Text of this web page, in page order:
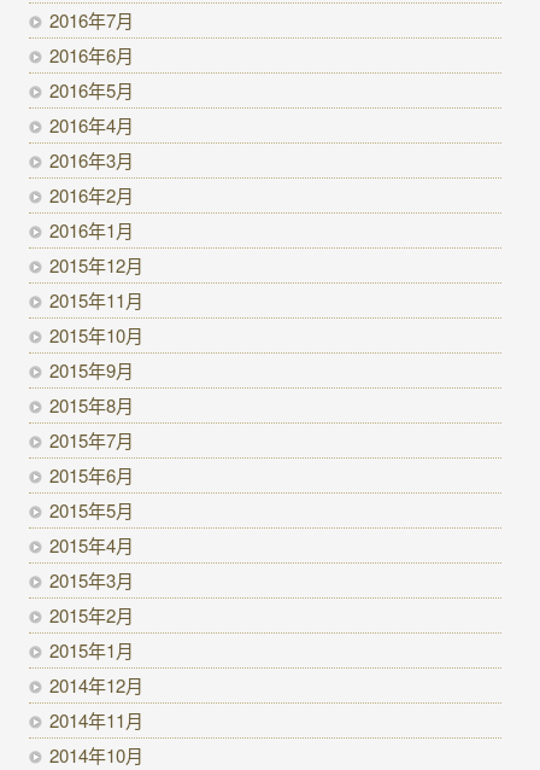
2016年7月
2016年6月
2016年5月
2016年4月
2016年3月
2016年2月
2016年1月
2015年12月
2015年11月
2015年10月
2015年9月
2015年8月
2015年7月
2015年6月
2015年5月
2015年4月
2015年3月
2015年2月
2015年1月
2014年12月
2014年11月
2014年10月